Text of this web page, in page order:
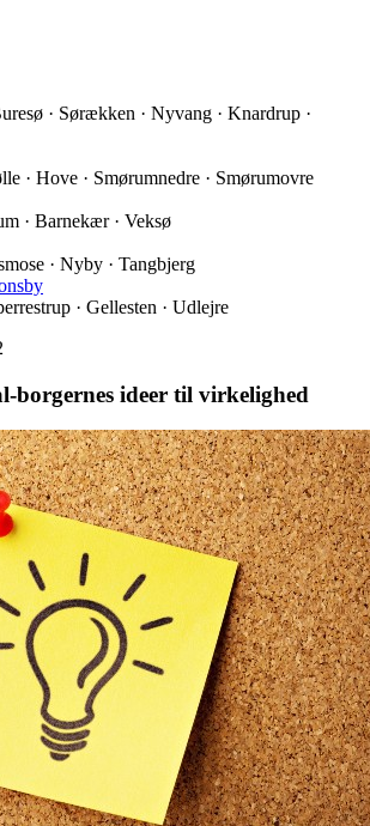
· Sørækken · Nyvang · Knardrup ·
· Hove · Smørumnedre · Smørumovre
· Barnekær · Veksø
· Nyby · Tangbjerg
· Gellesten · Udlejre
borgernes ideer til virkelighed